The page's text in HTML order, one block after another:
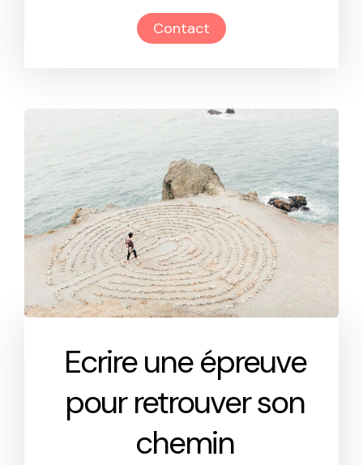
Contact
Ecrire une épreuve
pour retrouver son
chemin